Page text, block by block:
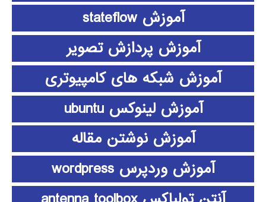
آموزش stateflow
آموزش پردازش تصویر
آموزش شبکه های کامپیوتری
آموزش لینوکس ubuntu
آموزش نوشتن مقاله
آموزش وردپرس wordpress